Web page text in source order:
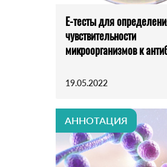
E-тесты для
чувствительности
микроорганизмов к
19.05.2022
АННОТАЦИЯ